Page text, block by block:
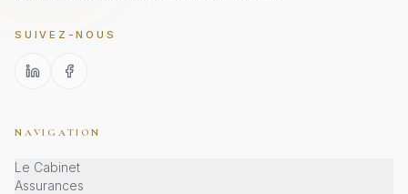
SUIVEZ-NOUS
NAVIGATION
Le Cabinet
Assurances